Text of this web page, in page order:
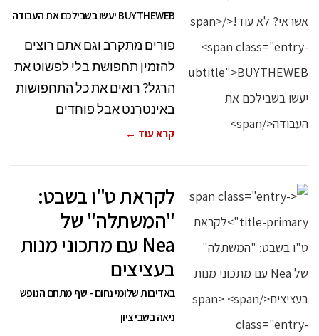
BUYTHEWEB יעשו בשבילכם את העבודה
פורים מתקרב וגם אתם רוצים
להזמין תחפושת בלי לפשוט את
הרגל? רואים את כל התחפושות
באינטרנט אבל פוחדים
קרא עוד ←
לקראת ט"ו בשבט:
"המשתלה" של
Nea עם מתכוני מנות
בעציצים
באדיבות שלומי נחום - שף מתחם הנופש
ניאה בשבי ציון